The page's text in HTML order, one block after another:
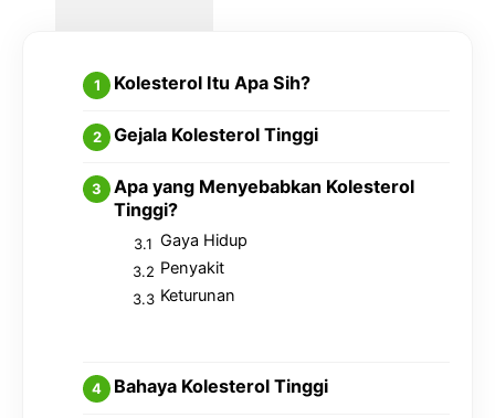
Kolesterol Itu Apa Sih?
Gejala Kolesterol Tinggi
Apa yang Menyebabkan Kolesterol
Tinggi?
Gaya Hidup
Penyakit
Keturunan
Bahaya Kolesterol Tinggi